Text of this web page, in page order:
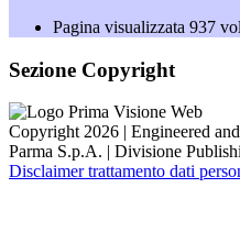
Pagina visualizzata 937
Sezione Copyright
Copyright 2026 | Engineered
Parma S.p.A. | Divisione
Disclaimer trattamento dati